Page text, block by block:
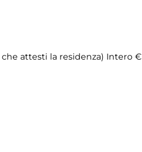
attesti la residenza) Intero €